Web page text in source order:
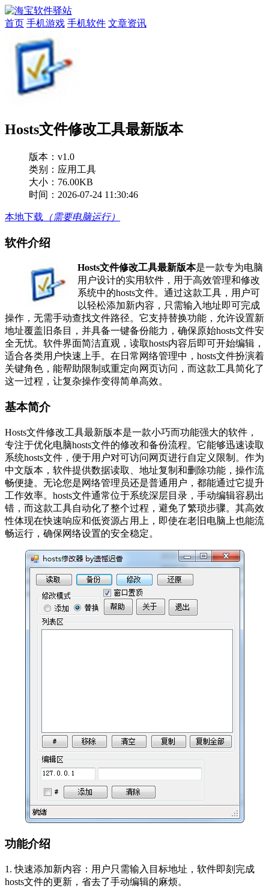
首页 手机游戏 手机软件 文章资讯
Hosts文件修改工具最新版本
版本： v1.0
类别：应用工具
大小：76.00KB
时间：2026-07-24 11:30:46
本地下载 （需要电脑运行）
软件介绍
Hosts文件修改工具最新版本是一款专为电脑
用户设计的实用软件，用于高效管理和修改
系统中的hosts文件。通过这款工具，用户可
以轻松添加新内容，只需输入地址即可完成
操作，无需手动查找文件路径。它支持替换功能，允许设置新
地址覆盖旧条目，并具备一键备份能力，确保原始hosts文件安
全无忧。软件界面简洁直观，读取hosts内容后即可开始编辑，
适合各类用户快速上手。在日常网络管理中，hosts文件扮演着
关键角色，能帮助限制或重定向网页访问，而这款工具简化了
这一过程，让复杂操作变得简单高效。
基本简介
Hosts文件修改工具最新版本是一款小巧而功能强大的软件，
专注于优化电脑hosts文件的修改和备份流程。它能够迅速读取
系统hosts文件，便于用户对可访问网页进行自定义限制。作为
中文版本，软件提供数据读取、地址复制和删除功能，操作流
畅便捷。无论您是网络管理员还是普通用户，都能通过它提升
工作效率。hosts文件通常位于系统深层目录，手动编辑容易出
错，而这款工具自动化了整个过程，避免了繁琐步骤。其高效
性体现在快速响应和低资源占用上，即使在老旧电脑上也能流
畅运行，确保网络设置的安全稳定。
功能介绍
1. 快速添加新内容：用户只需输入目标地址，软件即刻完成
hosts文件的更新，省去了手动编辑的麻烦。